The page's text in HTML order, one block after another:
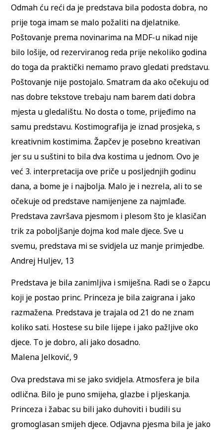
Odmah ću reći da je predstava bila podosta dobra, no
prije toga imam se malo požaliti na djelatnike.
Poštovanje prema novinarima na MDF-u nikad nije
bilo lošije, od rezerviranog reda prije nekoliko godina
do toga da praktički nemamo pravo gledati predstavu.
Poštovanje nije postojalo. Smatram da ako očekuju od
nas dobre tekstove trebaju nam barem dati dobra
mjesta u gledalištu. No dosta o tome, prijeđimo na
samu predstavu. Kostimografija je iznad prosjeka, s
kreativnim kostimima. Žapčev je posebno kreativan
jer su u suštini to bila dva kostima u jednom. Ovo je
već 3. interpretacija ove priče u posljednjih godinu
dana, a bome je i najbolja. Malo je i nezrela, ali to se
očekuje od predstave namijenjene za najmlađe.
Predstava završava pjesmom i plesom što je klasičan
trik za poboljšanje dojma kod male djece. Sve u
svemu, predstava mi se svidjela uz manje primjedbe.
Andrej Huljev, 13
Predstava je bila zanimljiva i smiješna. Radi se o žapcu
koji je postao princ. Princeza je bila zaigrana i jako
razmažena. Predstava je trajala od 21 do ne znam
koliko sati. Hostese su bile lijepe i jako pažljive oko
djece. To je dobro, ali jako dosadno.
Malena Jelković, 9
Ova predstava mi se jako svidjela. Atmosfera je bila
odlična. Bilo je puno smijeha, glazbe i pljeskanja.
Princeza i žabac su bili jako duhoviti i budili su
gromoglasan smijeh djece. Odjavna pjesma bila je jako